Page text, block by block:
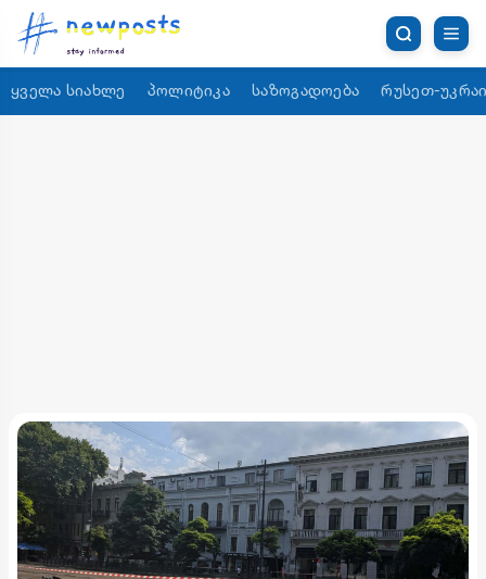
ყველა სიახლე პოლიტიკა საზოგადოება რუსეთ-